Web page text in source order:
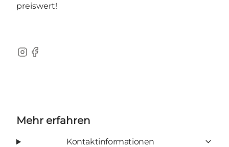
preiswert!
Instagram
Facebook
Mehr erfahren
Kontaktinformationen